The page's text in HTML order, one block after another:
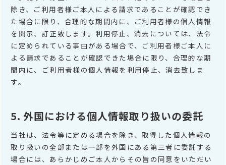
除き、ご利用者様ご本人による請求であることが確認でき
た場合に限り、合理的な期間内に、ご利用者様の個人情報
を開示、訂正致します。利用停止、消去については、法令
に定められている事由がある場合で、ご利用者様ご本人に
よる請求であることが確認できた場合に限り、合理的な期
間内に、ご利用者様の個人情報を利用停止、消去致しま
す。
5. 外国における個人情報取り扱いの委託
当社は、法令等に定める場合を除き、取得した個人情報の
取り扱いの全部または一部を外国にある第三者に委託する
場合には、あらかじめご本人からその旨の同意をいただい